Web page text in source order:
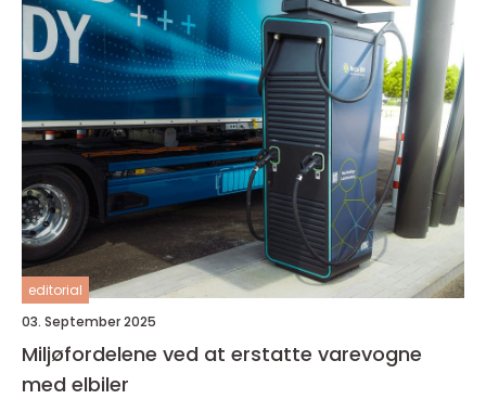
editorial
03. September 2025
Miljøfordelene ved at erstatte varevogne
med elbiler